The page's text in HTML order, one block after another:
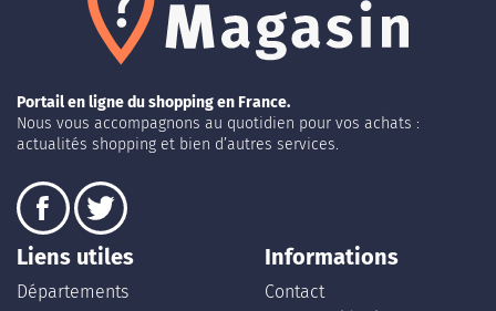
Portail en ligne du shopping en France.
Nous vous accompagnons au quotidien pour vos achats :
actualités shopping et bien d’autres services.
Liens utiles
Départements
Informations
Contact